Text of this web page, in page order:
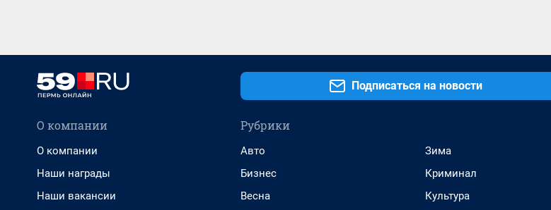
Подписаться на новости
О компании
О компании
Наши награды
Наши вакансии
Рубрики
Авто
Бизнес
Весна
Зима
Криминал
Культура